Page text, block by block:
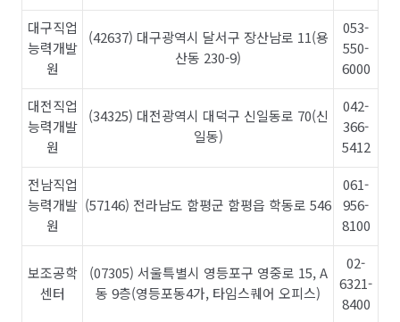
대구직업
능력개발
원
(42637) 대구광역시 달서구 장산남로 11(용
산동 230-9)
053-
550-
6000
대전직업
능력개발
원
(34325) 대전광역시 대덕구 신일동로 70(신
일동)
042-
366-
5412
전남직업
능력개발
원
(57146) 전라남도 함평군 함평읍 학동로 546
061-
956-
8100
보조공학
센터
(07305) 서울특별시 영등포구 영중로 15, A
동 9층(영등포동4가, 타임스퀘어 오피스)
02-
6321-
8400